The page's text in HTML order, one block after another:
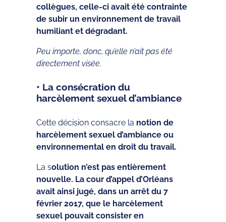
collègues, celle-ci avait été contrainte
de subir un environnement de travail
humiliant et dégradant.
Peu importe, donc, qu’elle n’ait pas été
directement visée.
• La consécration du
harcèlement sexuel d’ambiance
Cette décision consacre la notion de
harcèlement sexuel d’ambiance ou
environnemental en droit du travail.
La solution n’est pas entièrement
nouvelle. La cour d’appel d’Orléans
avait ainsi jugé, dans un arrêt du 7
février 2017, que le harcèlement
sexuel pouvait consister en